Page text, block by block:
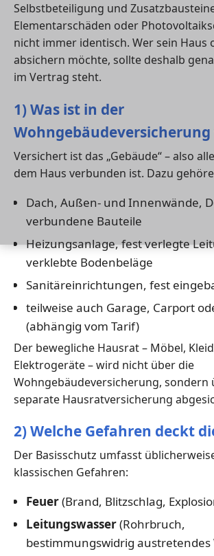
Selbstbeteiligung und
Elementarschäden oder
nicht immer identisch. Wer sein Haus
absichern möchte, sollte deshalb
im Vertrag steht.
1) Was ist in der
Versichert ist das „Gebäude“ – also
dem Haus verbunden ist. Dazu
Dach, Außen- und Innenwände,
verbundene Bauteile
Heizungsanlage, fest verlegte
verklebte Bodenbeläge
Sanitäreinrichtungen, fest
teilweise auch Garage, Carport
(abhängig vom Tarif)
Der bewegliche Hausrat – Möbel,
Elektrogeräte – wird nicht über die
Wohngebäudeversicherung, sondern
separate Hausratversicherung
2) Welche Gefahren deckt
Der Basisschutz umfasst
klassischen Gefahren:
Feuer(Brand, Blitzschlag,
Leitungswasser(Rohrbruch,
bestimmungswidrig austretendes